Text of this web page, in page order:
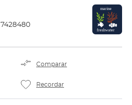
7428480
Comparar
Recordar